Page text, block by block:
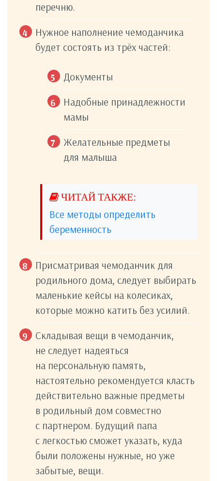
перечню.
Нужное наполнение чемоданчика
будет состоять из трёх частей:
Документы
Надобные принадлежности
мамы
Желательные предметы
для малыша
Все методы определить
беременность
Присматривая чемоданчик для
родильного дома, следует выбирать
маленькие кейсы на колесиках,
которые можно катить без усилий.
Складывая вещи в чемоданчик,
не следует надеяться
на персональную память,
настоятельно рекомендуется класть
действительно важные предметы
в родильный дом совместно
с партнером. Будущий папа
с легкостью сможет указать, куда
были положены нужные, но уже
забытые, вещи.